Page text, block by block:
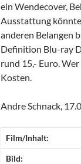
ein Wendecover,
Ausstattung könnte
anderen Belangen
Definition Blu-ray
rund 15,- Euro.
Kosten.
Andre Schnack,
Film/Inhalt:
Bild: